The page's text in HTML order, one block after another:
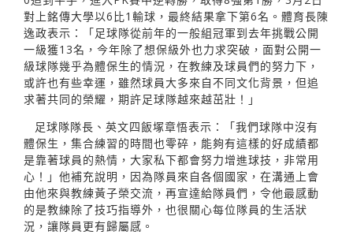
對上銘傳大學以6比1輸球，最終結果拿下第6名。體育長陳
逸政表示：「足球隊從前年的一般組冠軍到去年挑戰公開
一級獲13名，今年除了想保級外也力求突破，面對公開一
級球隊幾乎為體保生的情況，在教練及球員們的努力下，
或許也有些幸運，雖然球員大多來自不同文化背景，但追
求著共同的榮耀，期許足球隊越來越茁壯！」
足球隊隊長、英文四飯塚章悟表示：「我們球隊中沒有
體保生，集合練習的時間也零碎，能夠有這樣的好成績都
是靠著球員的熱情，大家私下都會努力增進球技，非常用
心！」他補充說明，因為隊員來自各個國家，在溝通上會
由他來與教練黃子榮交流，再宣達給隊員們，令他最感動
的是教練除了技巧指導外，也很關心每位隊員的生活狀
況，讓隊員更有歸屬感。